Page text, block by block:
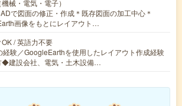
械・電気・電子）
で図面の修正・作成＊既存図面の加工中心＊
画像をもとにレイアウト…
/ 英語力不要
験／GoogleEarthを使用したレイアウト作成経験
◆建設会社、電気・土木設備…